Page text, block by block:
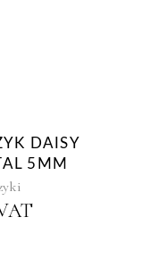
DAISY
5MM